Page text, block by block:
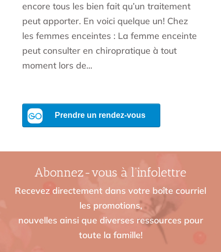
encore tous les bien fait qu’un traitement
peut apporter. En voici quelque un! Chez
les femmes enceintes : La femme enceinte
peut consulter en chiropratique à tout
moment lors de...
Abonnez-vous à l’infolettre
Recevez directement dans votre boîte courriel
les promotions,
nouvelles ainsi que diverses ressources pour
toute la famille!